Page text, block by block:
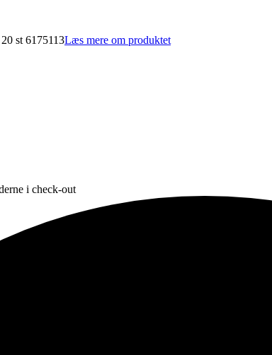
st 6175113Læs mere om produktet
i check-out